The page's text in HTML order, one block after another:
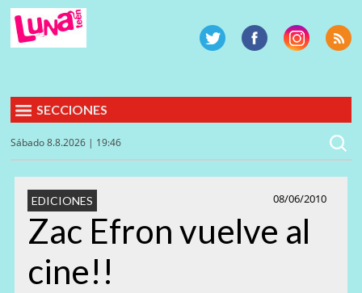
SECCIONES
Sábado 8.8.2026 | 19:46
08/06/2010
EDICIONES
Zac Efron vuelve al
cine!!